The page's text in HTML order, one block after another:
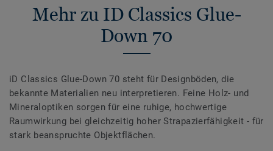
Mehr zu ID Classics Glue-
Down 70
iD Classics Glue-Down 70 steht für Designböden, die
bekannte Materialien neu interpretieren. Feine Holz- und
Mineraloptiken sorgen für eine ruhige, hochwertige
Raumwirkung bei gleichzeitig hoher Strapazierfähigkeit - für
stark beanspruchte Objektflächen.